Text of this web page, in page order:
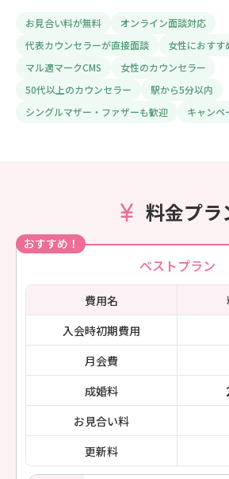
お見合い料が無料
オンライン面談対応
代表カウンセラーが直接面談
女性におすす
マル適マークCMS
女性のカウンセラー
50代以上のカウンセラー
駅から5分以内
シングルマザー・ファザーも歓迎
キャンペ
料金プラ
おすすめ！
ベストプラン
費用名
入会時初期費用
月会費
成婚料
お見合い料
更新料